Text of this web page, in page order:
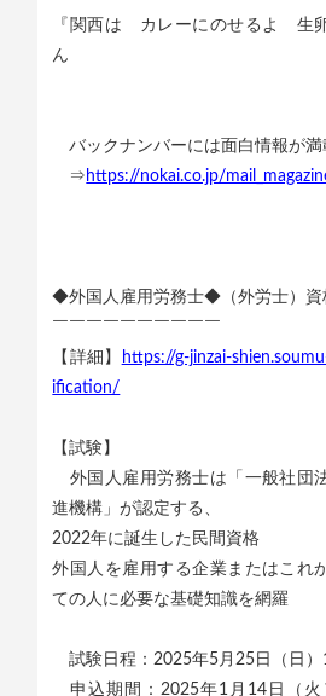
『関西は カレーにのせるよ 生
ん
バックナンバーには面白情報が満
⇒ https://nokai.co.jp/
◆外国人雇用労務士◆（外労士）資
￣￣￣￣￣￣￣￣￣￣
【詳細】
https://g-jinzai-
ification/
【試験】
外国人雇用労務士は「一般社団
進機構」が認定する、
2022年に誕生した⺠間資格
外国人を雇用する企業またはこれ
ての人に必要な基礎知識を網羅
試験日程：2025年5月25日（日）
申込期間：2025年1月14日（火